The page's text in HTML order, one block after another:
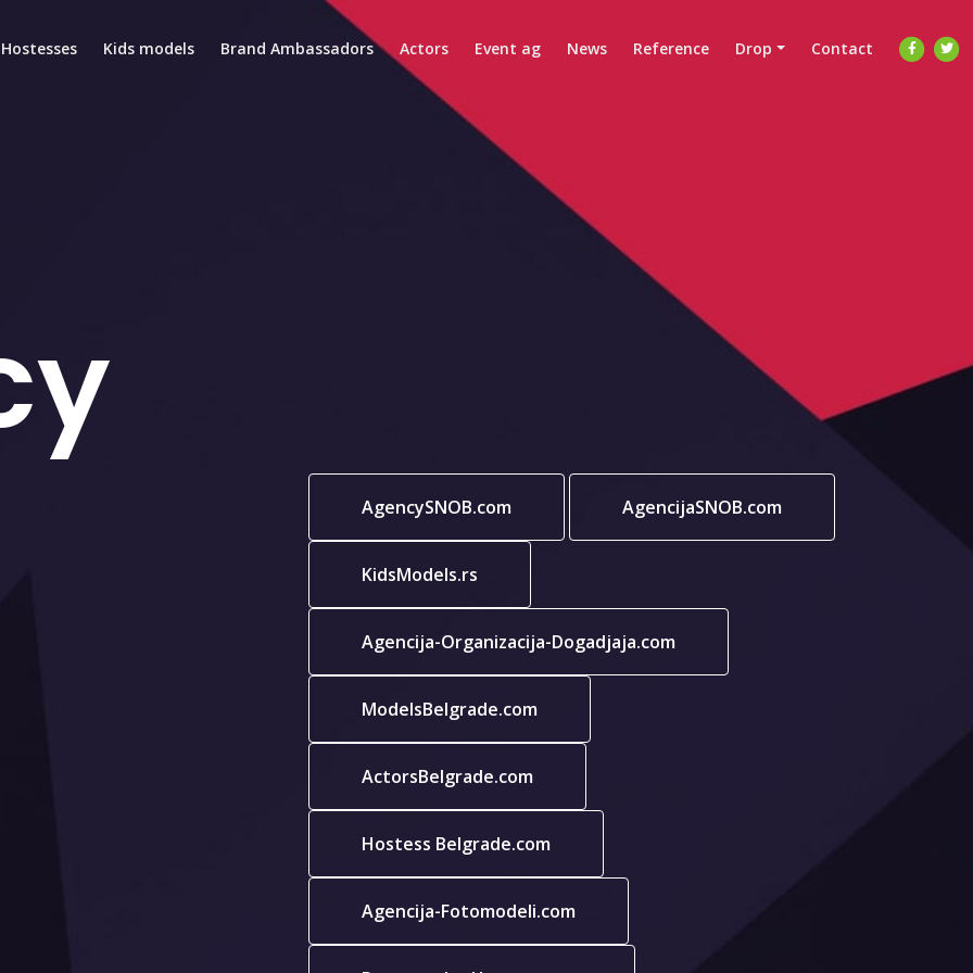
Hostesses Kids models Brand Ambassadors Actors Event ag News Reference Drop Contact
AgencySNOB.com AgencijaSNOB.com
KidsModels.rs
Agencija-Organizacija-Dogadjaja.com
ModelsBelgrade.com
ActorsBelgrade.com
Hostess Belgrade.com
Agencija-Fotomodeli.com